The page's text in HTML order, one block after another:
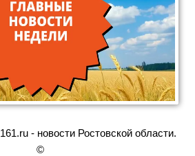
- новости Ростовской области.
©